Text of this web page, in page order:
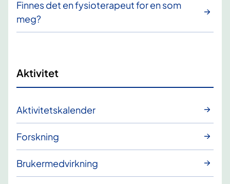
Finnes det en fysioterapeut for en som
meg?
Aktivitet
Aktivitetskalender
Forskning
Brukermedvirkning